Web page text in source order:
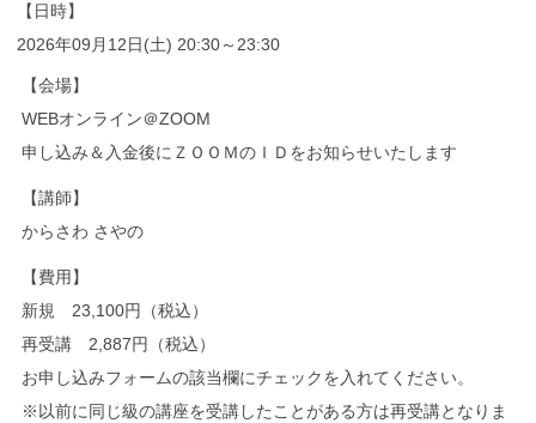
【日時】
2026年09月12日(土) 20:30～23:30
【会場】
WEBオンライン＠ZOOM
申し込み＆入金後にＺＯＯＭのＩＤをお知らせいたします
【講師】
からさわ さやの
【費用】
新規 23,100円（税込）
再受講 2,887円（税込）
お申し込みフォームの該当欄にチェックを入れてください。
※以前に同じ級の講座を受講したことがある方は再受講となりま